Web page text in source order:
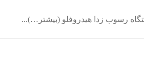
رسوب زدا هیدروفلو (بیشتر…)...